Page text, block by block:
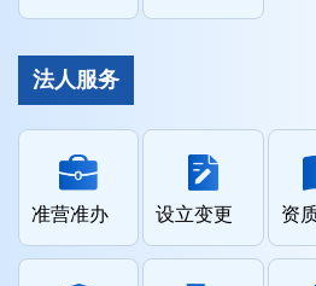
法人服务
准营准办 设立变更 资